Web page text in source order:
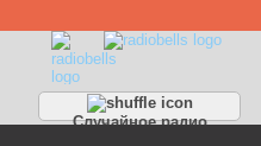
Случайное радио